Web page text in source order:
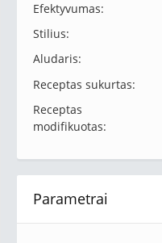
Efektyvumas:
Stilius:
Aludaris:
Receptas sukurtas:
Receptas
modifikuotas:
Parametrai